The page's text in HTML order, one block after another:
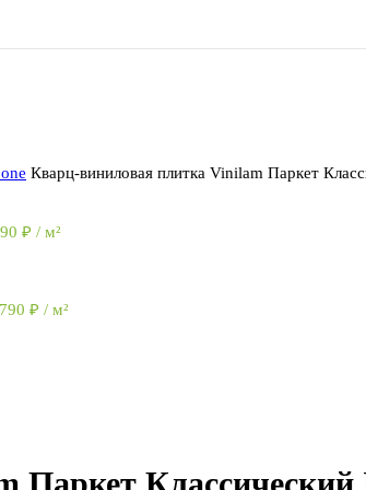
Кварц-виниловая плитка Vinilam Паркет
₽ / м²
₽ / м²